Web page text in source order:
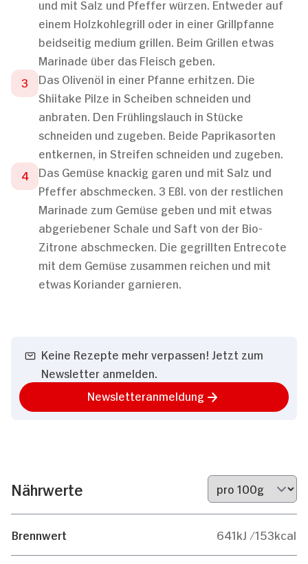
und mit Salz und Pfeffer würzen. Entweder auf
einem Holzkohlegrill oder in einer Grillpfanne
beidseitig medium grillen. Beim Grillen etwas
Marinade über das Fleisch geben.
Das Olivenöl in einer Pfanne erhitzen. Die
Shiitake Pilze in Scheiben schneiden und
anbraten. Den Frühlingslauch in Stücke
schneiden und zugeben. Beide Paprikasorten
entkernen, in Streifen schneiden und zugeben.
Das Gemüse knackig garen und mit Salz und
Pfeffer abschmecken. 3 Eßl. von der restlichen
Marinade zum Gemüse geben und mit etwas
abgeriebener Schale und Saft von der Bio-
Zitrone abschmecken. Die gegrillten Entrecote
mit dem Gemüse zusammen reichen und mit
etwas Koriander garnieren.
Keine Rezepte mehr verpassen! Jetzt zum
Newsletter anmelden.
Newsletteranmeldung
Nährwerte
Brennwert 641kJ /153kcal